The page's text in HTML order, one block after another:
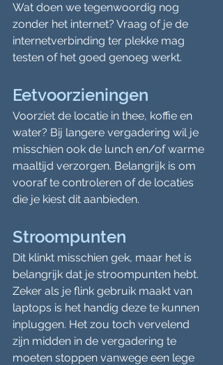
Wat doen we tegenwoordig nog
zonder het internet? Vraag of je de
internetverbinding ter plekke mag
testen of het goed genoeg werkt.
Eetvoorzieningen
Voorziet de locatie in thee, koffie en
water? Bij langere vergadering wil je
misschien ook de lunch en/of warme
maaltijd verzorgen. Belangrijk is om
vooraf te controleren of de locaties
die je kiest dit aanbieden.
Stroompunten
Dit klinkt misschien gek, maar het is
belangrijk dat je stroompunten hebt.
Zeker als je flink gebruik maakt van
laptops is het handig deze te kunnen
inpluggen. Het zou toch vervelend
zijn midden in de vergadering te
moeten stoppen vanwege een lege